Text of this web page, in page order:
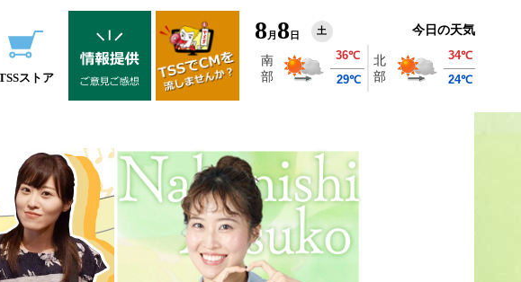
ストア
8 月 8 日 土 今日の天気